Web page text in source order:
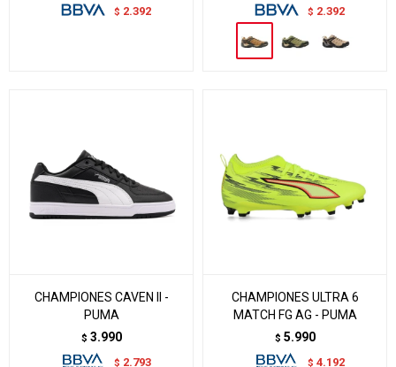
$ 2.392 $ 2.392
CHAMPIONES CAVEN II -
PUMA
$ 3.990
$ 2.793
CHAMPIONES ULTRA 6
MATCH FG AG - PUMA
$ 5.990
$ 4.192